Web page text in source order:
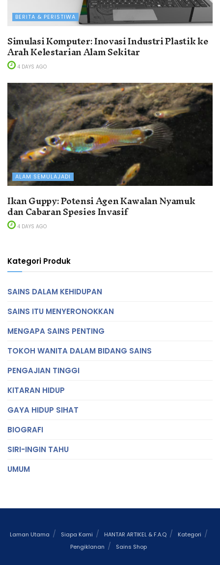
BERITA & PERISTIWA
Simulasi Komputer: Inovasi Industri Plastik ke
Arah Kelestarian Alam Sekitar
4 DAYS AGO
ALAM SEMULAJADI
Ikan Guppy: Potensi Agen Kawalan Nyamuk
dan Cabaran Spesies Invasif
4 DAYS AGO
Kategori Produk
SAINS DALAM KEHIDUPAN
SAINS ITU MENYERONOKKAN
MENGAPA SAINS PENTING
TOKOH WANITA DALAM BIDANG SAINS
PENGAJIAN TINGGI
KITARAN HIDUP
GAYA HIDUP SIHAT
BIOGRAFI
SIRI-INGIN TAHU
UMUM
Laman Utama Siapa Kami HANTAR ARTIKEL & F.A.Q
Kategori
Pengiklanan
Sains Shop